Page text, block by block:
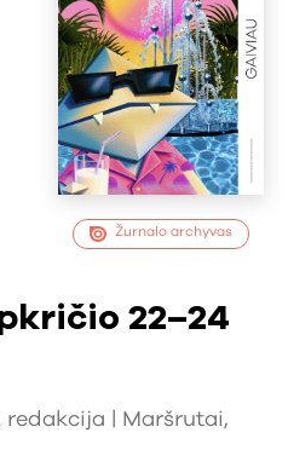
Žurnalo archyvas
22–24
redakcija | Maršrutai,